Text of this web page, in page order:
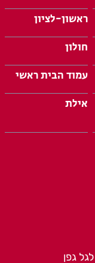
ראשון-לציון
חולון
עמוד הבית ראשי
אילת